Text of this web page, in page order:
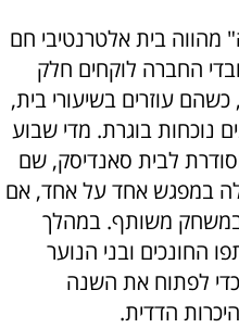
מהווה בית אלטרנטיבי חם
תושבי האזור. 60 מעובדי החברה לוקחים חלק
עוזרים בשיעורי בית,
נוכחות בוגרת. מדי שבוע
לבית סאנדיסק, שם
במפגש אחד על אחד, אם
במשחק משותף. במהלך
החונכים ובני הנוער
לפתוח את השנה
הדדית.